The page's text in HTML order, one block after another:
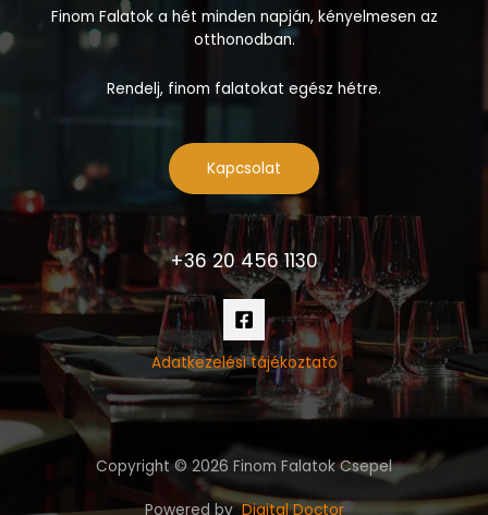
Finom Falatok a hét minden napján, kényelmesen az
otthonodban.
Rendelj, finom falatokat egész hétre.
Kapcsolat
+36 20 456 1130
Adatkezelési tájékoztató
Copyright © 2026 Finom Falatok Csepel
Powered byDigital Doctor